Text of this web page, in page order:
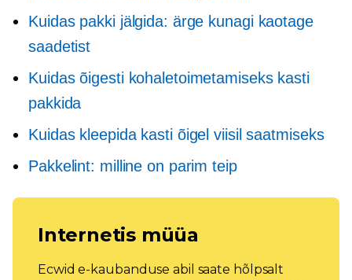
Kuidas pakki jälgida: ärge kunagi kaotage
saadetist
Kuidas õigesti kohaletoimetamiseks kasti
pakkida
Kuidas kleepida kasti õigel viisil saatmiseks
Pakkelint: milline on parim teip
Internetis müüa
Ecwid e-kaubanduse abil saate hõlpsalt